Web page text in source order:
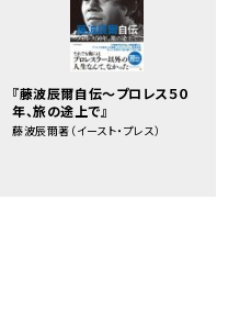
『藤波辰爾自伝～プロレス５０
年、旅の途上で』
藤波辰爾著（イースト・プレス）